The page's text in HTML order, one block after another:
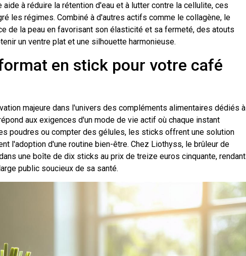
à réduire la rétention d'eau et à lutter contre la cellulite, ces
les régimes. Combiné à d'autres actifs comme le collagène, le
de la peau en favorisant son élasticité et sa fermeté, des atouts
un ventre plat et une silhouette harmonieuse.
en stick pour votre café
majeure dans l'univers des compléments alimentaires dédiés à
aux exigences d'un mode de vie actif où chaque instant
poudres ou compter des gélules, les sticks offrent une solution
l'adoption d'une routine bien-être. Chez Liothyss, le brûleur de
une boîte de dix sticks au prix de treize euros cinquante, rendant
public soucieux de sa santé.